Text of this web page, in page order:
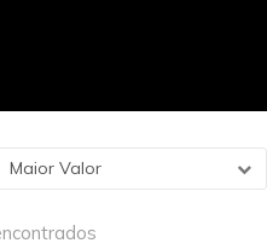
Maior Valor